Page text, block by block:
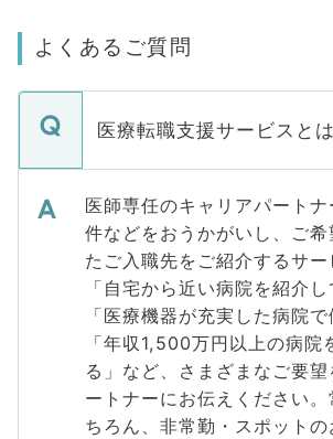
よくあるご質問
医療転職支援サービスと
医師専任のキャリアパート
件などをおうかがいし、ご希
たご入職先をご紹介するサー
「自宅から近い病院を紹介し
「医療機器が充実した病院で
「年収1,500万円以上の病院
る」など、さまざまなご要
ートナーにお伝えください。
ちろん、非常勤・スポットの